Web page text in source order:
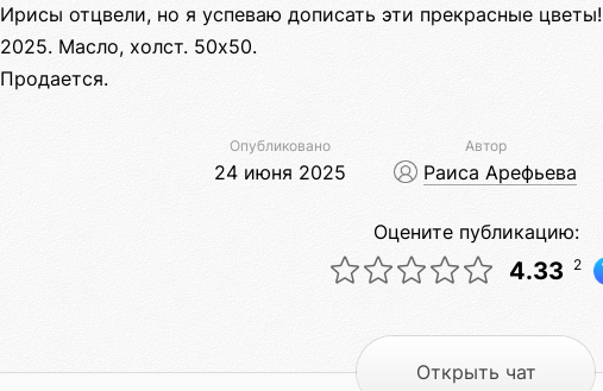
Ирисы отцвели, но я успеваю дописать эти прекрасные цветы!
2025. Масло, холст. 50х50.
Продается.
Опубликовано
24 июня 2025
Автор
Раиса Арефьева
Оцените публикацию:
4.33 2
Открыть чат